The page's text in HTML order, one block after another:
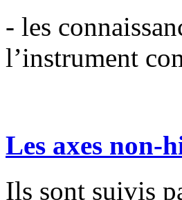
- les
l’instrument
Les axes non-
Ils sont suivis